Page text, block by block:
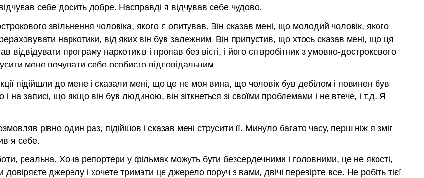
себе досить добре. Насправді я відчував себе чудово.
звільнення чоловіка, якого я опитував. Він сказав мені, що молодий чоловік, якого
наркотики, від яких він був залежним. Він припустив, що хтось сказав мені, що ця
програму наркотиків і пропав без вісті, і його співробітник з умовно-дострокового
мене почувати себе особисто відповідальним.
підійшли до мене і сказали мені, що це не моя вина, що чоловік був дебілом і повинен був
записі, що якщо він був людиною, він зіткнеться зі своїми проблемами і не втече, і т.д. Я
рівно один раз, підійшов і сказав мені струсити її. Минуло багато часу, перш ніж я зміг
я себе.
реальна. Хоча репортери у фільмах можуть бути безсердечними і головними, це не якості,
джерелу і хочете тримати це джерело поруч з вами, двічі перевірте все. Не робіть тієї